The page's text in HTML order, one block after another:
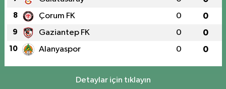
8 Çorum FK 0 0
9 Gaziantep FK 0 0
10 Alanyaspor 0 0
Detaylar için tıklayın